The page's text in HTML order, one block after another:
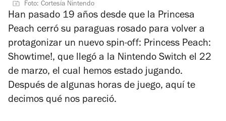
Foto: Cortesía Nintendo
Han pasado 19 años desde que la Princesa
Peach cerró su paraguas rosado para volver a
protagonizar un nuevo spin-off: Princess Peach:
Showtime!, que llegó a la Nintendo Switch el 22
de marzo, el cual hemos estado jugando.
Después de algunas horas de juego, aquí te
decimos qué nos pareció.